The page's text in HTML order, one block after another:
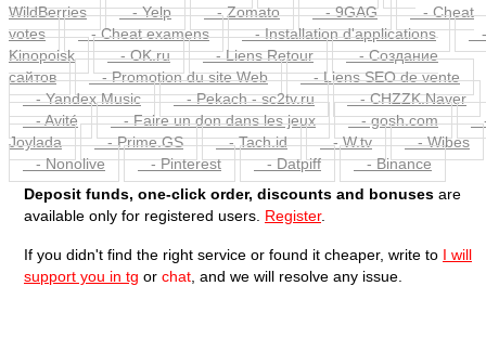
WildBerries
- Yelp - Zomato - 9GAG
- Cheat
votes
- Cheat examens - Installation d'applications
-
Kinopoisk
- OK.ru - Liens Retour
- Создание
сайтов
- Promotion du site Web
- Liens SEO de vente
- Yandex Music
- Pekach - sc2tv.ru
- CHZZK.Naver
- Avité
- Faire un don dans les jeux - gosh.com
Joylada
- Prime.GS - Tach.id - W.tv
- Wibes
- Nonolive
- Pinterest - Datpiff
- Binance
Deposit funds, one-click order, discounts and bonuses are
available only for registered users. Register.
If you didn't find the right service or found it cheaper, write to I will
support you in tg or chat , and we will resolve any issue.